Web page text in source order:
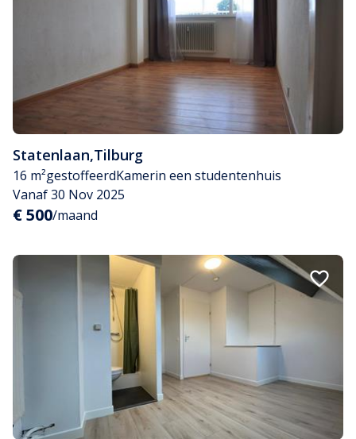
Statenlaan,Tilburg
16 m²gestoffeerdKamerin een studentenhuis
Vanaf 30 Nov 2025
€ 500/maand